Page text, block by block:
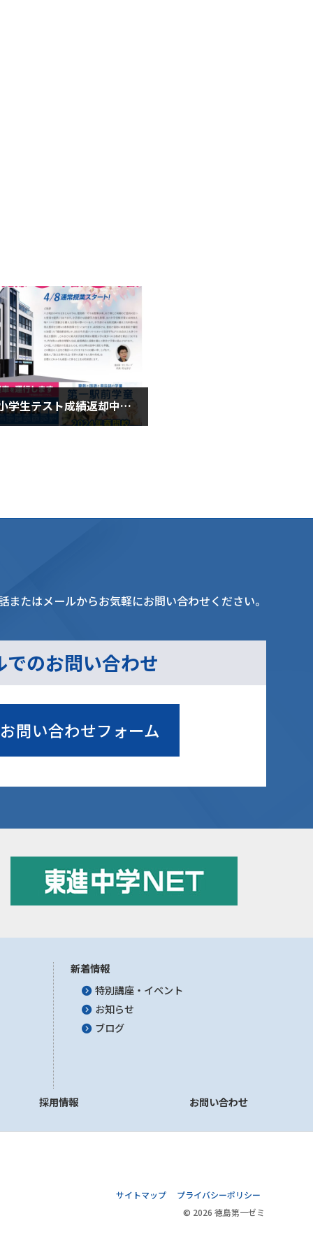
全国統一小学生テスト成績返却中！（６月１９日水曜日）
またはメールからお気軽にお問い合わせください。
でのお問い合わせ
お問い合わせフォーム
新着情報
特別講座・イベント
お知らせ
ブログ
採用情報 お問い合わせ
サイトマップ
プライバシーポリシー
© 2026 徳島第一ゼミ